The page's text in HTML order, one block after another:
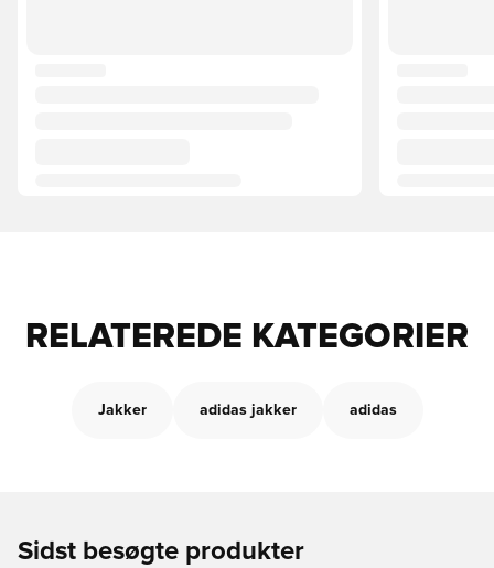
RELATEREDE KATEGORIER
Jakker adidas jakker adidas
Sidst besøgte produkter